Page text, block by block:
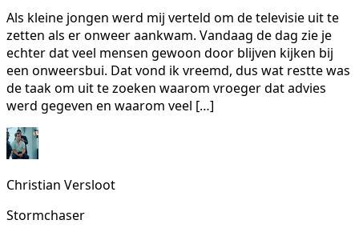
Als kleine jongen werd mij verteld om de televisie uit te
zetten als er onweer aankwam. Vandaag de dag zie je
echter dat veel mensen gewoon door blijven kijken bij
een onweersbui. Dat vond ik vreemd, dus wat restte was
de taak om uit te zoeken waarom vroeger dat advies
werd gegeven en waarom veel […]
Christian Versloot
Stormchaser